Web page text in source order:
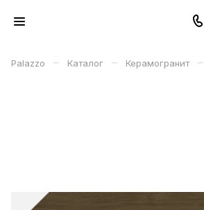
Palazzo – Каталог – Керамогранит –